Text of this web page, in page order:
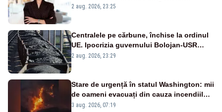
portiță?”
2 aug. 2026, 23:25
Centralele pe cărbune, închise la ordinul
UE. Ipocrizia guvernului Bolojan-USR
după starea de alertă
2 aug. 2026, 23:29
Stare de urgență în statul Washington: mii
de oameni evacuați din cauza incendiilor
puternice de vegetație
3 aug. 2026, 07:19